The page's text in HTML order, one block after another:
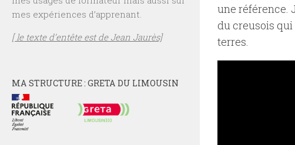
une référence.
du creusois
terres.
mes expériences d’apprenant.
[ le texte d’entête est de Jean Jaurès]
MA STRUCTURE : GRETA DU LIMOUSIN